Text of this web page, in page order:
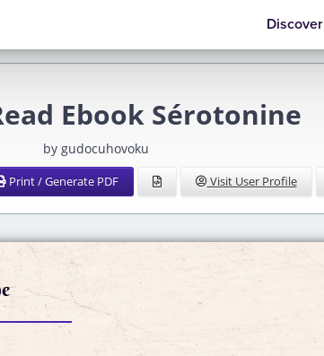
Discover
Ebook Sérotonine
by gudocuhovoku
Print / Generate PDF Visit User Profile